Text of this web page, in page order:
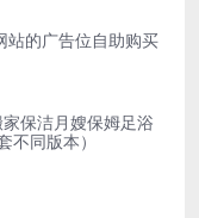
站的广告位自助购买
保洁月嫂保姆足浴
不同版本）